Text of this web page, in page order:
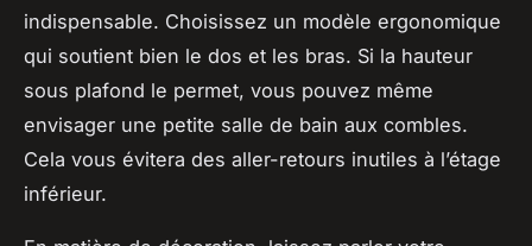
indispensable. Choisissez un modèle ergonomique
qui soutient bien le dos et les bras. Si la hauteur
sous plafond le permet, vous pouvez même
envisager une petite salle de bain aux combles.
Cela vous évitera des aller-retours inutiles à l’étage
inférieur.